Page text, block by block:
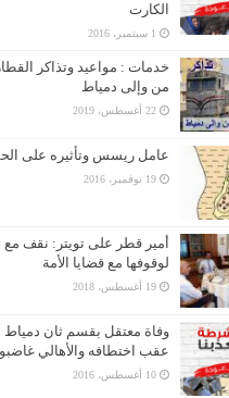
الكارت
1 سبتمبر، 2016
خدمات : مواعيد وتذاكر
من وإلى دمياط
22 أغسطس، 2019
عامل ريسس وتأثيره على
19 نوفمبر، 2016
أمير قطر على تويتر: نقف مع
لوقوفها مع قضايا الأمة
19 أغسطس، 2018
وفاة معتقل بقسم ثان دمياط
عقب اختطافه والأهالي
10 أغسطس، 2016